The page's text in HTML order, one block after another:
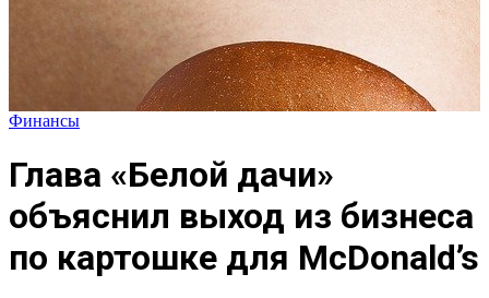
Финансы
Глава «Белой дачи»
объяснил выход из бизнеса
по картошке для McDonald’s